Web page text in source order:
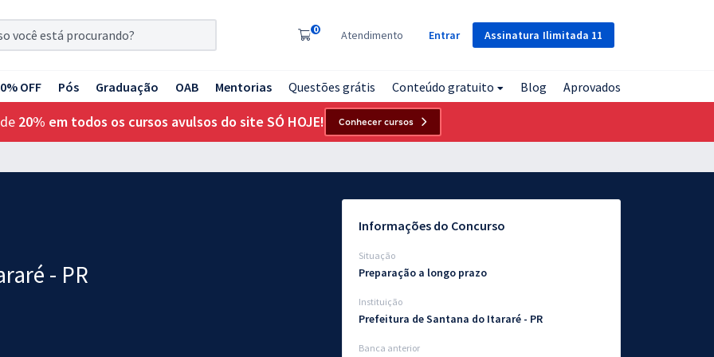
Assinatura Ilimitada 11
0 Atendimento Entrar
OFF Pós Graduação OAB Mentorias Questões grátis Conteúdo gratuito Blog Aprovados
20% em todos os cursos avulsos do site SÓ HOJE! Conhecer cursos
- PR
Informações do Concurso
Situação
Preparação a longo prazo
Instituição
Prefeitura de Santana do Itararé - PR
Banca anterior